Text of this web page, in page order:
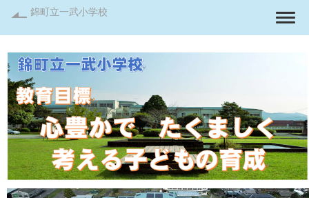
錦町立一武小学校